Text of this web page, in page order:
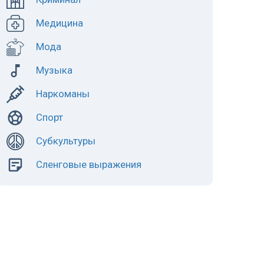
Медицина
Мода
Музыка
Наркоманы
Спорт
Субкультуры
Сленговые выражения